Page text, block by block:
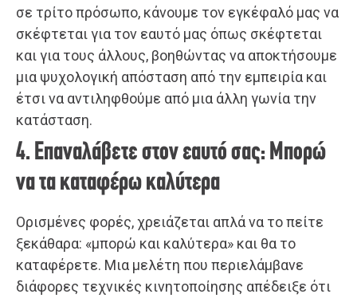
σε τρίτο πρόσωπο, κάνουμε τον εγκέφαλό μας να
σκέφτεται για τον εαυτό μας όπως σκέφτεται
και για τους άλλους, βοηθώντας να αποκτήσουμε
μια ψυχολογική απόσταση από την εμπειρία και
έτσι να αντιληφθούμε από μια άλλη γωνία την
κατάσταση.
4. Επαναλάβετε στον εαυτό σας: Μπορώ
να τα καταφέρω καλύτερα
Ορισμένες φορές, χρειάζεται απλά να το πείτε
ξεκάθαρα: «μπορώ και καλύτερα» και θα το
καταφέρετε. Μια μελέτη που περιελάμβανε
διάφορες τεχνικές κινητοποίησης απέδειξε ότι